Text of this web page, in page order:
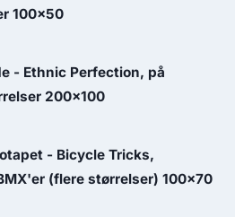
100x50
- Ethnic Perfection, på
200x100
- Bicycle Tricks,
(flere størrelser) 100x70